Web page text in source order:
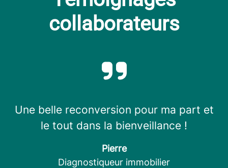
collaborateurs
Une belle reconversion pour ma part et
le tout dans la bienveillance !
Pierre
Diagnostiqueur immobilier